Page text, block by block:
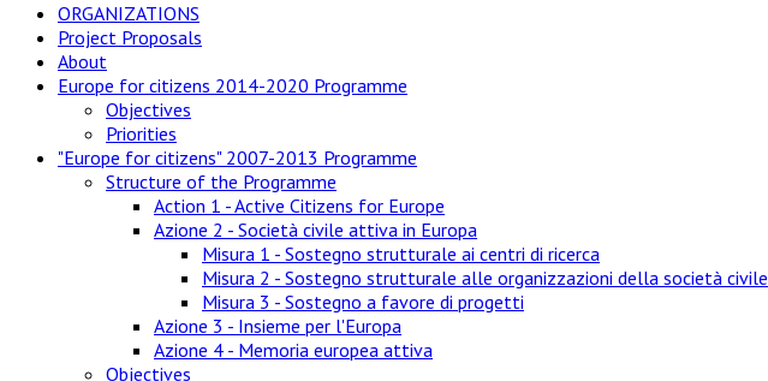
ORGANIZATIONS
Project Proposals
About
Europe for citizens 2014-2020 Programme
Objectives
Priorities
"Europe for citizens" 2007-2013 Programme
Structure of the Programme
Action 1 - Active Citizens for Europe
Azione 2 - Società civile attiva in Europa
Misura 1 - Sostegno strutturale ai centri di ricerca
Misura 2 - Sostegno strutturale alle organizzazioni della società civile
Misura 3 - Sostegno a favore di progetti
Azione 3 - Insieme per l'Europa
Azione 4 - Memoria europea attiva
Objectives